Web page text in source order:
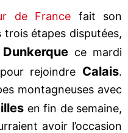
de France fait son
étapes disputées,
Dunkerque ce mardi
rejoindre Calais.
montagneuses avec
en fin de semaine,
avoir l’occasion